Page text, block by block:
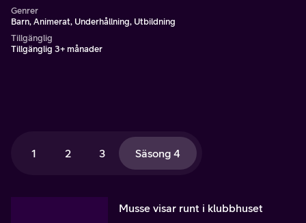
Genrer
Barn, Animerat, Underhållning, Utbildning
Tillgänglig
Tillgänglig 3+ månader
1 2 3 Säsong 4
Musse visar runt i klubbhuset